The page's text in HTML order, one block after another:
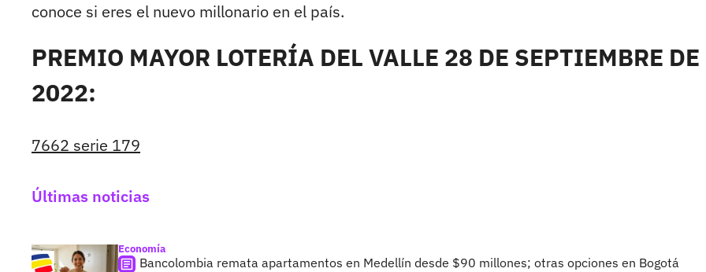
conoce si eres el nuevo millonario en el país.
PREMIO MAYOR LOTERÍA DEL VALLE 28 DE SEPTIEMBRE DE
2022:
7662 serie 179
Últimas noticias
Economía
Bancolombia remata apartamentos en Medellín desde $90 millones; otras opciones en Bogotá